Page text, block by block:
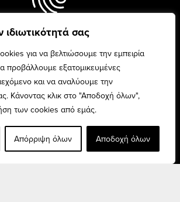
ιδιωτικότητά σας
για να βελτιώσουμε την εμπειρία
προβάλλουμε εξατομικευμένες
και να αναλύουμε την
Κάνοντας κλικ στο "Αποδοχή όλων",
των cookies από εμάς.
Απόρριψη όλων Αποδοχή όλων
woman is unique and
is celebrated with
confidence and pride.
Discover the finest fashion